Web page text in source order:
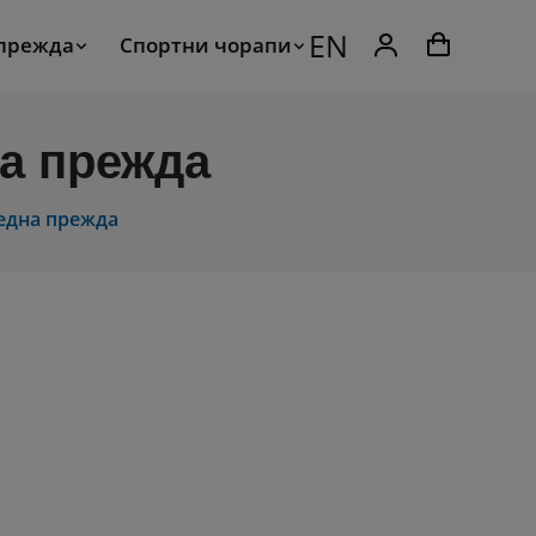
Спортни чорапи EN
прежда
прежда